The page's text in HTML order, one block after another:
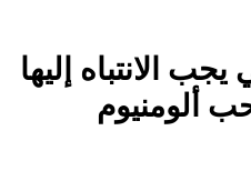
الانتباه إليها
6106 سحب ألومنيوم